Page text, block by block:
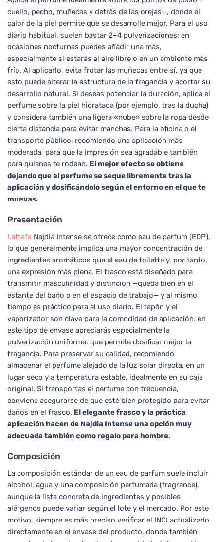
cuello, pecho, muñecas y detrás de las orejas—, donde el
calor de la piel permite que se desarrolle mejor. Para el uso
diario habitual, suelen bastar 2–4 pulverizaciones; en
ocasiones nocturnas puedes añadir una más,
especialmente si estarás al aire libre o en un ambiente más
frío. Al aplicarlo, evita frotar las muñecas entre sí, ya que
esto puede alterar la estructura de la fragancia y acortar su
desarrollo natural. Si deseas potenciar la duración, aplica el
perfume sobre la piel hidratada (por ejemplo, tras la ducha)
y considera también una ligera «nube» sobre la ropa desde
cierta distancia para evitar manchas. Para la oficina o el
transporte público, recomiendo una aplicación más
moderada, para que la impresión sea agradable también
para quienes te rodean. El mejor efecto se obtiene
dejando que el perfume se seque libremente tras la
aplicación y dosificándolo según el entorno en el que te
muevas.
Presentación
Lattafa Najdia Intense se ofrece como eau de parfum (EDP),
lo que generalmente implica una mayor concentración de
ingredientes aromáticos que el eau de toilette y, por tanto,
una expresión más plena. El frasco está diseñado para
transmitir masculinidad y distinción —queda bien en el
estante del baño o en el espacio de trabajo— y al mismo
tiempo es práctico para el uso diario. El tapón y el
vaporizador son clave para la comodidad de aplicación; en
este tipo de envase apreciarás especialmente la
pulverización uniforme, que permite dosificar mejor la
fragancia. Para preservar su calidad, recomiendo
almacenar el perfume alejado de la luz solar directa, en un
lugar seco y a temperatura estable, idealmente en su caja
original. Si transportas el perfume con frecuencia,
conviene asegurarse de que esté bien protegido para evitar
daños en el frasco. El elegante frasco y la práctica
aplicación hacen de Najdia Intense una opción muy
adecuada también como regalo para hombre.
Composición
La composición estándar de un eau de parfum suele incluir
alcohol, agua y una composición perfumada (fragrance),
aunque la lista concreta de ingredientes y posibles
alérgenos puede variar según el lote y el mercado. Por este
motivo, siempre es más preciso verificar el INCI actualizado
directamente en el envase del producto, donde también